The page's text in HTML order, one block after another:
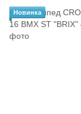
Новинка